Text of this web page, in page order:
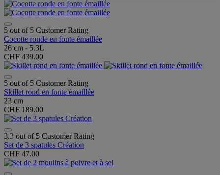
5 out of 5 Customer Rating
Cocotte ronde en fonte émaillée
26 cm - 5.3L
CHF 439.00
5 out of 5 Customer Rating
Skillet rond en fonte émaillée
23 cm
CHF 189.00
3.3 out of 5 Customer Rating
Set de 3 spatules Création
CHF 47.00